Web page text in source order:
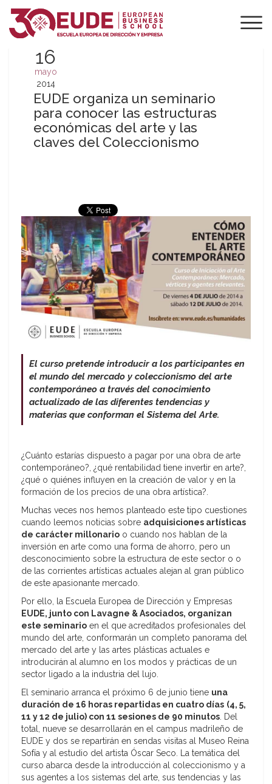
16
mayo
2014
EUDE organiza un seminario
para conocer las estructuras
económicas del arte y las
claves del Coleccionismo
El curso pretende introducir a los participantes en
el mundo del mercado y coleccionismo del arte
contemporáneo a través del conocimiento
actualizado de las diferentes tendencias y
materias que conforman el Sistema del Arte.
¿Cuánto estarías dispuesto a pagar por una obra de arte
contemporáneo?, ¿qué rentabilidad tiene invertir en arte?,
¿qué o quiénes influyen en la creación de valor y en la
formación de los precios de una obra artística?.
Muchas veces nos hemos planteado este tipo cuestiones
cuando leemos noticias sobre adquisiciones artísticas
de carácter millonario o cuando nos hablan de la
inversión en arte como una forma de ahorro, pero un
desconocimiento sobre la estructura de este sector o o
de las corrientes artísticas actuales alejan al gran público
de este apasionante mercado.
Por ello, la Escuela Europea de Dirección y Empresas
EUDE, junto con Lavagne & Asociados, organizan
este seminario en el que acreditados profesionales del
mundo del arte, conformarán un completo panorama del
mercado del arte y las artes plásticas actuales e
introducirán al alumno en los modos y prácticas de un
sector ligado a la industria del lujo.
El seminario arranca el próximo 6 de junio tiene una
duración de 16 horas repartidas en cuatro días (4, 5,
11 y 12 de julio) con 11 sesiones de 90 minutos. Del
total, nueve se desarrollarán en el campus madrileño de
EUDE y dos se repartirán en sendas visitas al Museo Reina
Sofía y al estudio del artista Óscar Seco. La temática del
curso abarca desde la introducción al coleccionismo y a
sus agentes a los sistemas del arte, sus tendencias y las